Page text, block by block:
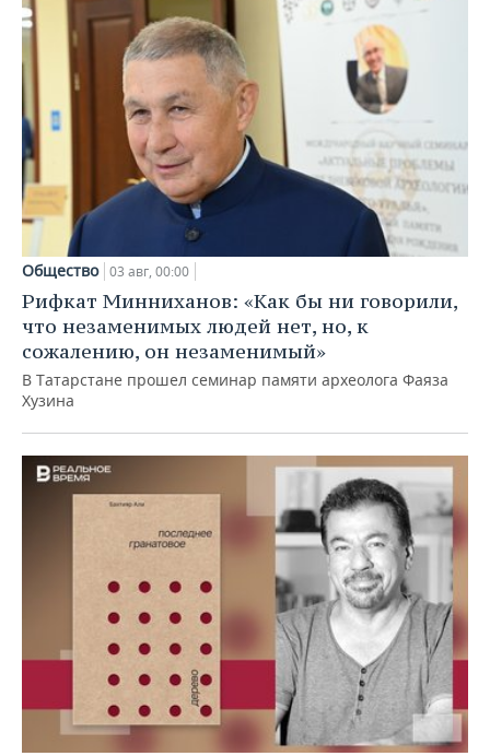
Общество 03 авг, 00:00
Рифкат Минниханов: «Как бы ни говорили,
что незаменимых людей нет, но, к
сожалению, он незаменимый»
В Татарстане прошел семинар памяти археолога Фаяза
Хузина